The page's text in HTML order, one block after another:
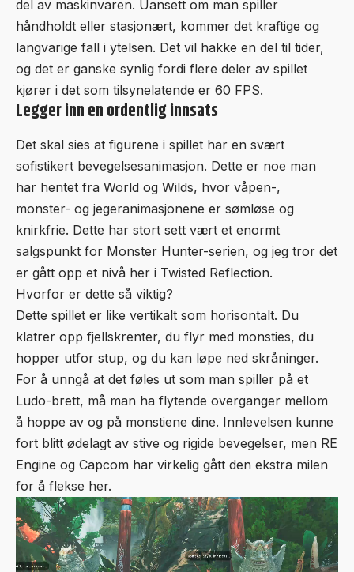
del av maskinvaren. Uansett om man spiller
håndholdt eller stasjonært, kommer det kraftige og
langvarige fall i ytelsen. Det vil hakke en del til tider,
og det er ganske synlig fordi flere deler av spillet
kjører i det som tilsynelatende er 60 FPS.
Legger inn en ordentlig innsats
Det skal sies at figurene i spillet har en svært
sofistikert bevegelsesanimasjon. Dette er noe man
har hentet fra World og Wilds, hvor våpen-,
monster- og jegeranimasjonene er sømløse og
knirkfrie. Dette har stort sett vært et enormt
salgspunkt for Monster Hunter-serien, og jeg tror det
er gått opp et nivå her i Twisted Reflection.
Hvorfor er dette så viktig?
Dette spillet er like vertikalt som horisontalt. Du
klatrer opp fjellskrenter, du flyr med monsties, du
hopper utfor stup, og du kan løpe ned skråninger.
For å unngå at det føles ut som man spiller på et
Ludo-brett, må man ha flytende overganger mellom
å hoppe av og på monstiene dine. Innlevelsen kunne
fort blitt ødelagt av stive og rigide bevegelser, men RE
Engine og Capcom har virkelig gått den ekstra milen
for å flekse her.